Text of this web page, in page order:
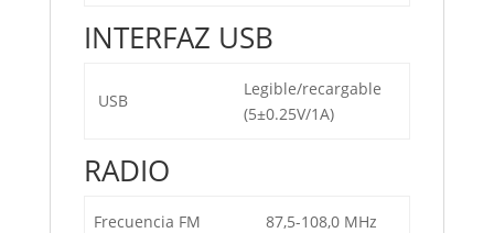
INTERFAZ USB
USB
Legible/recargable
(5±0.25V/1A)
RADIO
Frecuencia FM 87,5-108,0 MHz